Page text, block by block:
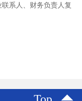
系人、财务负责人复